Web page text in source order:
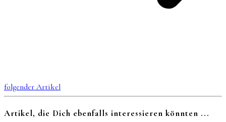
folgender Artikel
Artikel, die Dich ebenfalls interessieren könnten ...